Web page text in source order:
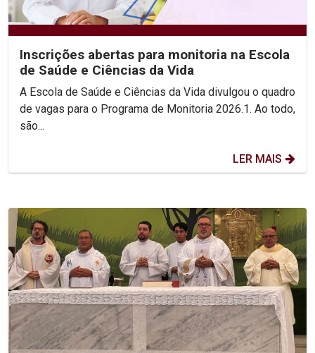
Inscrições abertas para monitoria na Escola
de Saúde e Ciências da Vida
A Escola de Saúde e Ciências da Vida divulgou o quadro
de vagas para o Programa de Monitoria 2026.1. Ao todo,
são...
LER MAIS